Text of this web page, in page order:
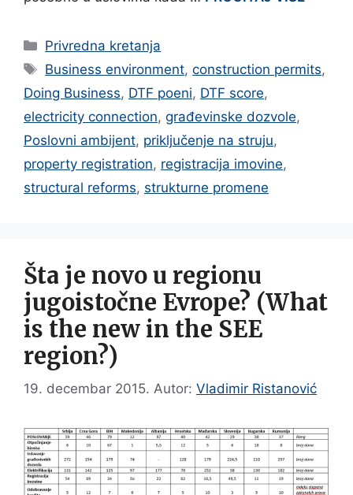
Categories
Privredna kretanja
Tags
Business environment,construction permits,
Doing Business, DTF poeni, DTF score,
electricity connection, građevinske dozvole,
Poslovni ambijent, priključenje na struju,
property registration, registracija imovine,
structural reforms, strukturne promene
Šta je novo u regionu
jugoistočne Evrope? (What
is the new in the SEE
region?)
19. decembar 2015. Autor: Vladimir Ristanović